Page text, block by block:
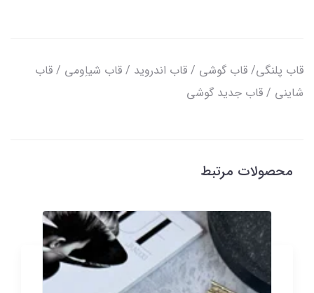
قاب پلنگی/ قاب گوشی / قاب اندروید / قاب شیاِومی / قاب
شاینی / قاب جدید گوشی
محصولات مرتبط